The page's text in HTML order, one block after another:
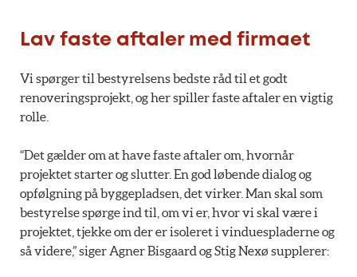
Lav faste aftaler med firmaet
Vi spørger til bestyrelsens bedste råd til et godt
renoveringsprojekt, og her spiller faste aftaler en vigtig
rolle.
“Det gælder om at have faste aftaler om, hvornår
projektet starter og slutter. En god løbende dialog og
opfølgning på byggepladsen, det virker. Man skal som
bestyrelse spørge ind til, om vi er, hvor vi skal være i
projektet, tjekke om der er isoleret i vinduespladerne og
så videre,” siger Agner Bisgaard og Stig Nexø supplerer: